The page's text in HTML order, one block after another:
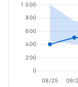
08/25 09/
0
200
400
600
800
1 000